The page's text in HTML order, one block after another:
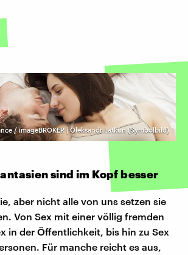
/ imageBROKER | Oleksandr Latkun (Symbolbild)
sind im Kopf besser
aber nicht alle von uns setzen sie
Von Sex mit einer völlig fremden
in der Öffentlichkeit, bis hin zu Sex
Für manche reicht es aus,